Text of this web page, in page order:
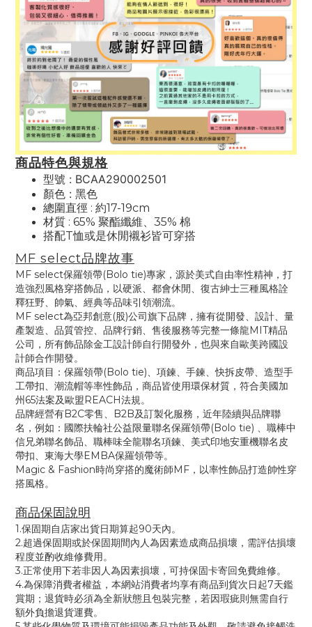
商品特色與規格
型號 : BCAA290002501
顏色 : 黑色
總圍直徑 : 約17-19cm
材質 : 65% 聚酯纖維、35% 棉
搭配T恤或是休閒襯衫皆可穿搭
MF select品牌故事
MF select保羅領帶(Bolo tie)專家，源於美式自由率性精神，打
造強烈風格穿搭飾品，以硬派、都會休閒、復古紳士三種風格詮
釋狂野、帥氣、經典等品味引領潮流。
MF select為亞邦創意(股)公司旗下品牌，擁有從開發、設計、量
產製造、品質管控、品牌行銷、售後服務等完整一條龍MIT精品
公司，所有飾品除金工設計師自行開發外，也與來自歐美跨國設
計師合作開發。
商品項目：保羅領帶(Bolo tie)、項鍊、手鍊、快拆皮帶、造型手
工帶扣、潮流帽等率性飾品，商品皆使用環保材質，符合美國加
州65法案及歐盟REACH法規。
品牌經營有B2C零售、B2B及訂製化服務，近年陸續與品牌聯
名，例如：國際扶輪社公益限量聯名保羅領帶(Bolo tie) 、職棒中
信兄弟聯名飾品、職棒味全龍聯名項鍊、美式印地安重機聯名皮
帶扣、東海大學EMBA保羅領帶等。
Magic & Fashion時尚穿搭的魔術師MF，以率性飾品打造帥性穿
搭風格。
商品保固說明
1.保固期自店家出貨日期算起90天內。
2.超過保固期或於保固期間內人為因素造成商品損壞，需評估損壞
程度並酌收維修費用。
3.正常使用下若非因人為因素損壞，可持保固卡寄回免費維修。
4.為保障消費者權益，本網站消費者均享有商品到貨次日起7天鑑
賞期；退貨時必須為全新狀態且包裝完整，若因瑕疵則無需自行
額外負擔退貨運費。